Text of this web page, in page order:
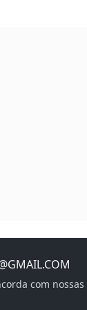
com nossas